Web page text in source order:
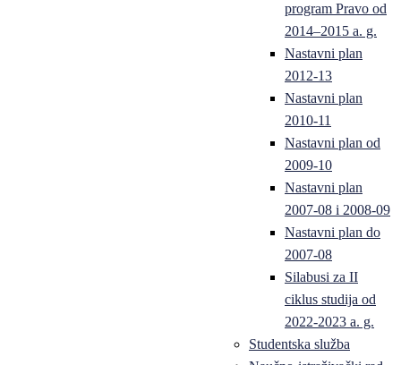
program Pravo od
2014–2015 a. g.
Nastavni plan
2012-13
Nastavni plan
2010-11
Nastavni plan od
2009-10
Nastavni plan
2007-08 i 2008-09
Nastavni plan do
2007-08
Silabusi za II
ciklus studija od
2022-2023 a. g.
Studentska služba